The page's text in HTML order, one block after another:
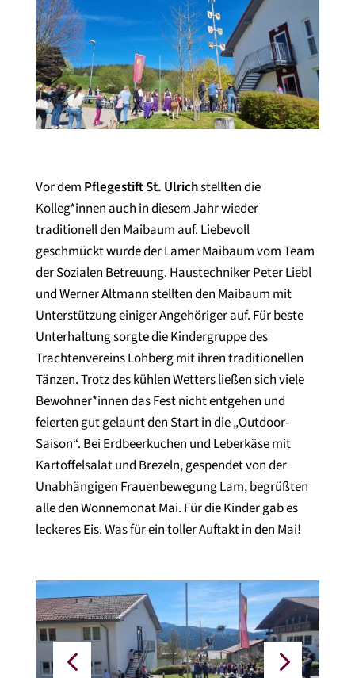
Vor dem Pflegestift St. Ulrichstellten die
Kolleg*innen auch in diesem Jahr wieder
traditionell den Maibaum auf. Liebevoll
geschmückt wurde der Lamer Maibaum vom Team
der Sozialen Betreuung. Haustechniker Peter Liebl
und Werner Altmann stellten den Maibaum mit
Unterstützung einiger Angehöriger auf. Für beste
Unterhaltung sorgte die Kindergruppe des
Trachtenvereins Lohberg mit ihren traditionellen
Tänzen. Trotz des kühlen Wetters ließen sich viele
Bewohner*innen das Fest nicht entgehen und
feierten gut gelaunt den Start in die „Outdoor-
Saison“. Bei Erdbeerkuchen und Leberkäse mit
Kartoffelsalat und Brezeln, gespendet von der
Unabhängigen Frauenbewegung Lam, begrüßten
alle den Wonnemonat Mai. Für die Kinder gab es
leckeres Eis. Was für ein toller Auftakt in den Mai!